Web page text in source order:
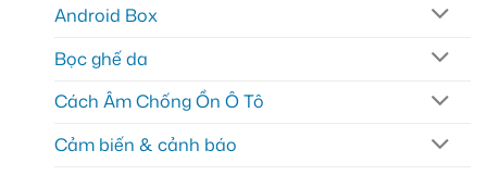
Android Box
Bọc ghế da
Cách Âm Chống Ồn Ô Tô
Cảm biến & cảnh báo